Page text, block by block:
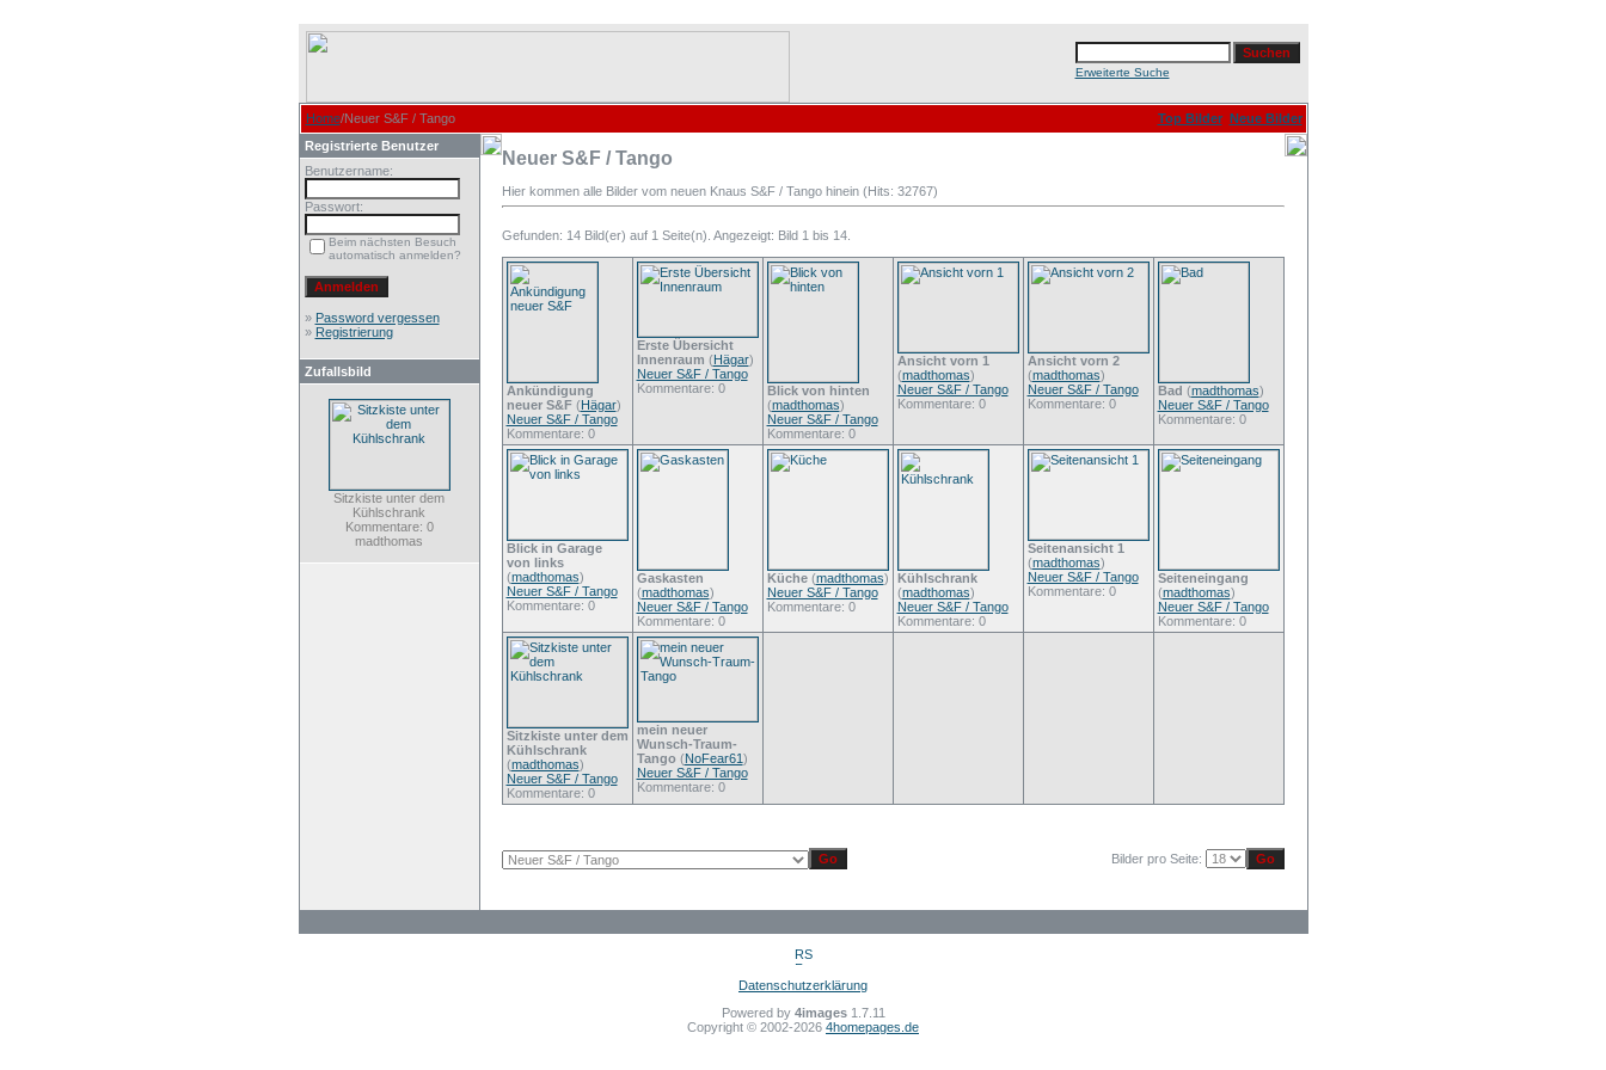
Erweiterte Suche
Home/Neuer S&F / Tango Top Bilder Neue Bilder
Registrierte Benutzer
Benutzername:
Passwort:
Beim nächsten Besuch
automatisch anmelden?
» Password vergessen
» Registrierung
Zufallsbild
Sitzkiste unter dem
Kühlschrank
Kommentare: 0
madthomas
Neuer S&F / Tango
Hier kommen alle Bilder vom neuen Knaus S&F / Tango hinein (Hits: 32767)
Gefunden: 14 Bild(er) auf 1 Seite(n). Angezeigt: Bild 1 bis 14.
Ankündigung
neuer S&F(Hägar)
Neuer S&F / Tango
Kommentare: 0
Erste Übersicht
Innenraum (Hägar)
Neuer S&F / Tango
Kommentare: 0
Blick von hinten
(madthomas)
Neuer S&F / Tango
Kommentare: 0
Ansicht vorn 1
(madthomas)
Neuer S&F / Tango
Kommentare: 0
Ansicht vorn 2
(madthomas)
Neuer S&F / Tango
Kommentare: 0
Bad (madthomas)
Neuer S&F / Tango
Kommentare: 0
Blick in Garage
von links
(madthomas)
Neuer S&F / Tango
Kommentare: 0
Gaskasten
(madthomas)
Neuer S&F / Tango
Kommentare: 0
Küche(madthomas)
Neuer S&F / Tango
Kommentare: 0
Kühlschrank
(madthomas)
Neuer S&F / Tango
Kommentare: 0
Seitenansicht 1
(madthomas)
Neuer S&F / Tango
Kommentare: 0
Seiteneingang
(madthomas)
Neuer S&F / Tango
Kommentare: 0
Sitzkiste unter dem
Kühlschrank
(madthomas)
Neuer S&F / Tango
Kommentare: 0
mein neuer
Wunsch-Traum-
Tango (NoFear61)
Neuer S&F / Tango
Kommentare: 0
Bilder pro Seite:
Datenschutzerklärung
Powered by 4images1.7.11
Copyright © 2002-2026 4homepages.de